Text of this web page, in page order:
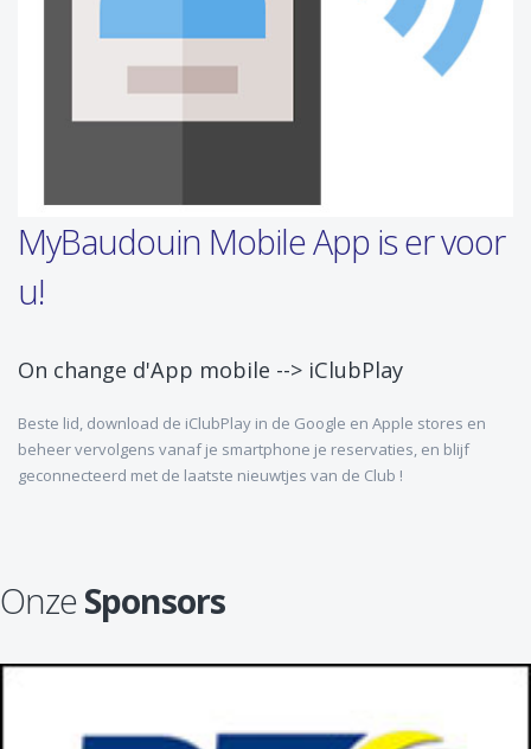
MyBaudouin Mobile App is er voor
u!
On change d'App mobile --> iClubPlay
Beste lid, download de iClubPlay in de Google en Apple stores en
beheer vervolgens vanaf je smartphone je reservaties, en blijf
geconnecteerd met de laatste nieuwtjes van de Club !
OnzeSponsors